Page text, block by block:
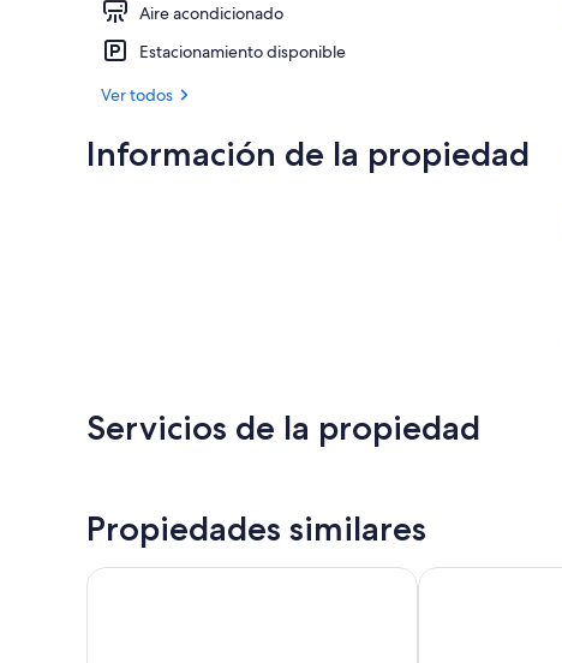
Aire acondicionado
Estacionamiento disponible
Ver todos
Información de la propiedad
Servicios de la propiedad
Propiedades similares
Beachliner Hotel Ocean Park Inn